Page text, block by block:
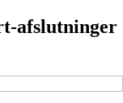
afslutninger